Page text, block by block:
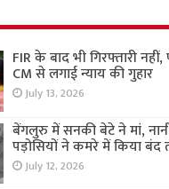
FIR के बाद भी गिरफ्तारी
CM से लगाई न्याय की गुहार
July 13, 2026
बेंगलुरु में सनकी बेटे ने मां,
पड़ोसियों ने कमरे में किया बंद
July 12, 2026